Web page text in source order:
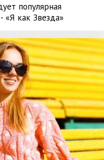
популярная
«Я как Звезда»